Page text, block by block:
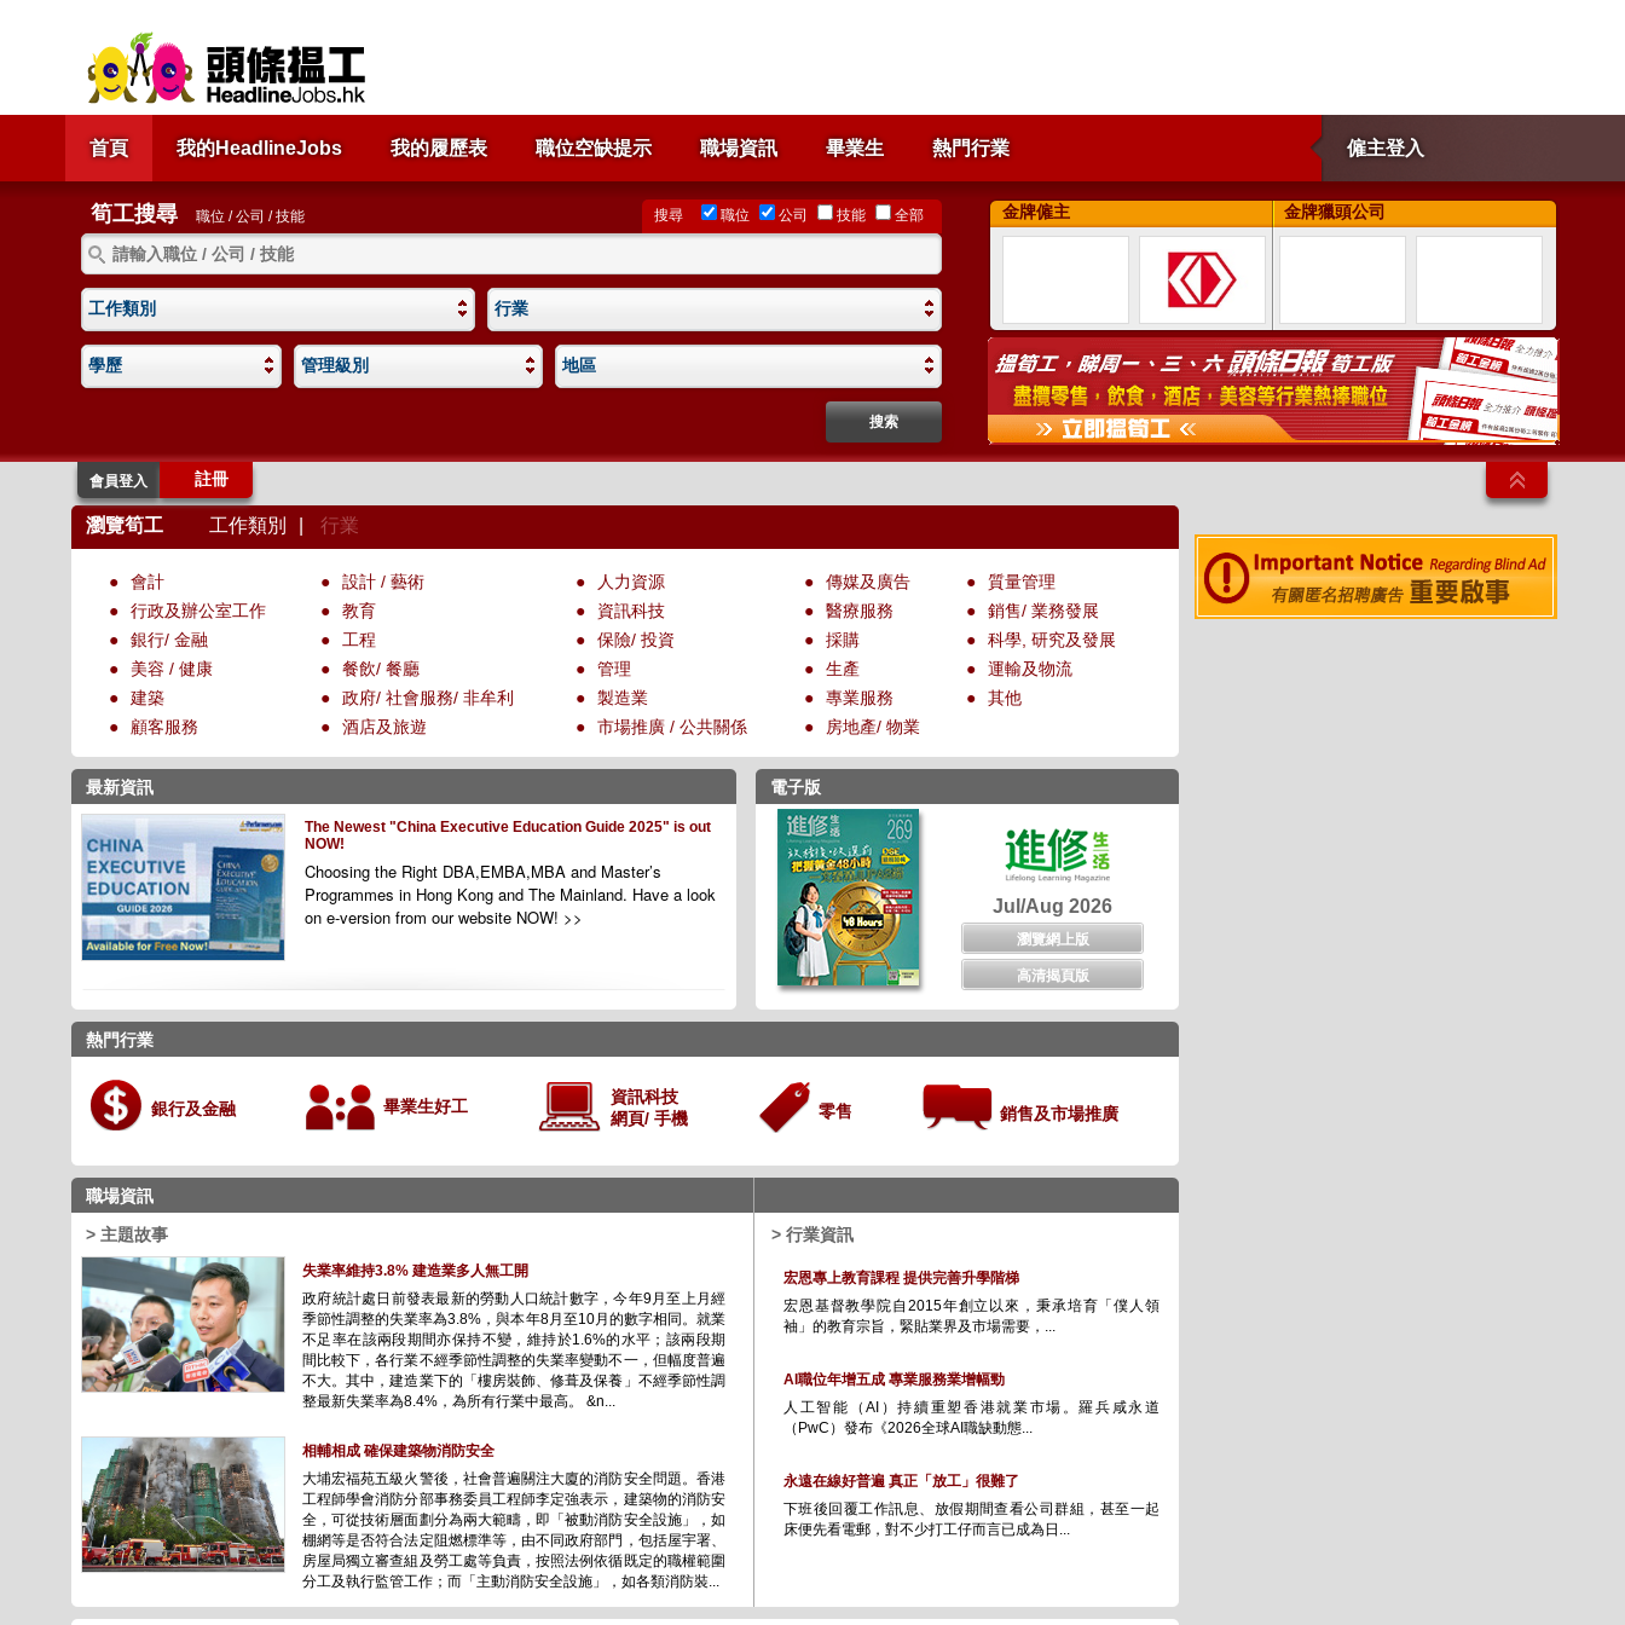
首頁 我的HeadlineJobs 我的履歷表 職位空缺提示 職場資訊 畢業生 僱主登入
熱門行業
筍工搜尋 職位 / 公司 / 技能 搜尋 職位 公司 技能 全部
工作類別 行業
學歷 管理級別 地區
金牌僱主 金牌獵頭公司
會員登入 註冊
瀏覽筍工 工作類別 行業
●
會計
●
行政及辦公室工作
●
銀行/ 金融
●
美容 / 健康
●
建築
●
顧客服務
●
設計 / 藝術
●
教育
●
工程
●
餐飲/ 餐廳
●
政府/ 社會服務/ 非牟利
●
酒店及旅遊
●
人力資源
●
資訊科技
●
保險/ 投資
●
管理
●
製造業
●
市場推廣 / 公共關係
●
傳媒及廣告
●
醫療服務
●
採購
●
生產
●
專業服務
●
房地產/ 物業
●
質量管理
●
銷售/ 業務發展
●
科學, 研究及發展
●
運輸及物流
●
其他
最新資訊
The Newest "China Executive Education Guide 2025" is out
NOW!
Choosing the Right DBA,EMBA,MBA and Master’s
Programmes in Hong Kong and The Mainland. Have a look
on e-version from our website NOW! >>
電子版
Jul/Aug 2026
瀏覽網上版
高清揭頁版
熱門行業
銀行及金融 畢業生好工
資訊科技
網頁/ 手機
零售 銷售及市場推廣
職場資訊
> 主題故事
失業率維持3.8% 建造業多人無工開
政府統計處日前發表最新的勞動人口統計數字，今年9月至上月經
季節性調整的失業率為3.8%，與本年8月至10月的數字相同。就業
不足率在該兩段期間亦保持不變，維持於1.6%的水平；該兩段期
間比較下，各行業不經季節性調整的失業率變動不一，但幅度普遍
不大。其中，建造業下的「樓房裝飾、修葺及保養」不經季節性調
整最新失業率為8.4%，為所有行業中最高。 &n...
相輔相成 確保建築物消防安全
大埔宏福苑五級火警後，社會普遍關注大廈的消防安全問題。香港
工程師學會消防分部事務委員工程師李定強表示，建築物的消防安
全，可從技術層面劃分為兩大範疇，即「被動消防安全設施」，如
棚網等是否符合法定阻燃標準等，由不同政府部門，包括屋宇署、
房屋局獨立審查組及勞工處等負責，按照法例依循既定的職權範圍
分工及執行監管工作；而「主動消防安全設施」，如各類消防裝...
> 行業資訊
宏恩專上教育課程 提供完善升學階梯
宏恩基督教學院自2015年創立以來，秉承培育「僕人領
袖」的教育宗旨，緊貼業界及市場需要，...
AI職位年增五成 專業服務業增幅勁
人工智能（AI）持續重塑香港就業市場。羅兵咸永道
（PwC）發布《2026全球AI職缺動態...
永遠在線好普遍 真正「放工」很難了
下班後回覆工作訊息、放假期間查看公司群組，甚至一起
床便先看電郵，對不少打工仔而言已成為日...